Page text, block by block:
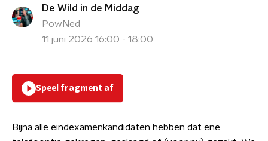
De Wild in de Middag
PowNed
11 juni 2026 16:00 - 18:00
Speel fragment af
Bijna alle eindexamenkandidaten hebben dat ene